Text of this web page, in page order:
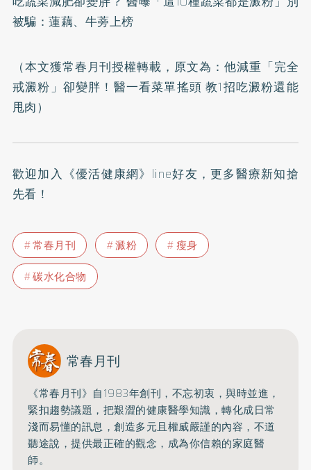
被騙：蓮藕、牛蒡上榜
（本文獲常春月刊授權轉載，原文為： 他減重「完全
戒澱粉」卻變胖！醫一看菜單搖頭 教1招吃澱粉還能
甩肉）
歡迎加入 《優活健康網》line好友 ，更多醫療新知搶
先看！
常春月刊 澱粉
瘦身
碳水化合物
常春月刊
《常春月刊》自1983年創刊，不忘初衷，與時並進，
緊扣趨勢議題，把艱澀的健康醫學知識，轉化成日常
淺而易懂的訊息，創造多元且權威嚴謹的內容， 不道
聽途說，提供最正確的觀念，成為你信賴的家庭醫
師。